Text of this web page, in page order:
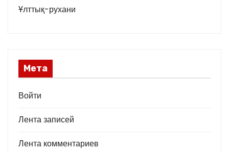
Ұлттық-рухани
Мета
Войти
Лента записей
Лента комментариев